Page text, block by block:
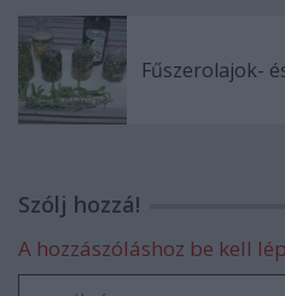
Fűszerolajok-
Szólj hozzá!
A hozzászóláshoz be kell